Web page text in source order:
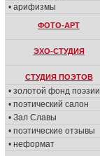
• арифизмы
ФОТО-АРТ
ЭХО-СТУДИЯ
СТУДИЯ ПОЭТОВ
• золотой фонд поэзии
• поэтический салон
• Зал Славы
• поэтические отзывы
• неформат